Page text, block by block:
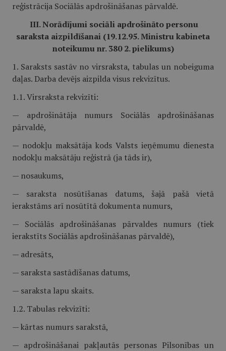
reģistrācija Sociālās apdrošināšanas pārvaldē.
III. Norādījumi sociāli apdrošināto personu
saraksta aizpildīšanai (19.12.95. Ministru kabineta
noteikumu nr. 380 2. pielikums)
1. Saraksts sastāv no virsraksta, tabulas un nobeiguma
daļas. Darba devējs aizpilda visus rekvizītus.
1.1. Virsraksta rekvizīti:
— apdrošinātāja numurs Sociālās apdrošināšanas
pārvaldē,
— nodokļu maksātāja kods Valsts ieņēmumu dienesta
nodokļu maksātāju reģistrā (ja tāds ir),
— nosaukums,
— saraksta nosūtīšanas datums, šajā pašā vietā
ierakstāms arī nosūtītā dokumenta numurs,
— Sociālās apdrošināšanas pārvaldes numurs (tiek
ierakstīts Sociālās apdrošināšanas pārvaldē),
— adresāts,
— saraksta sastādīšanas datums,
— saraksta lapu skaits.
1.2. Tabulas rekvizīti:
— kārtas numurs sarakstā,
— apdrošināšanai pakļautās personas Pilsonības un